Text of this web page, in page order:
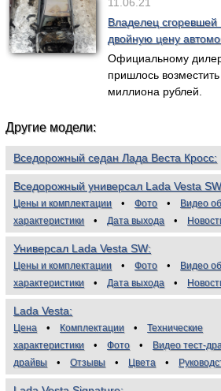
Владелец сгоревшей
двойную цену
Официальному
пришлось
миллиона рублей.
Другие модели:
Вседорожный седан Лада Веста Кросс
Вседорожный универсал Lada Vesta
Цены и комплектации Фото Видео
характеристики
Дата выхода
Универсал Lada Vesta SW
Цены и комплектации Фото Видео
характеристики
Дата выхода
Lada Vesta
Цена Комплектации
Технические
характеристики
Фото Видео тест-
драйвы
Отзывы Цвета